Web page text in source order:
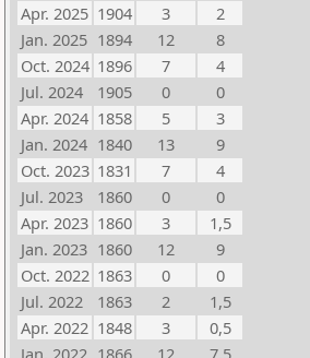
Apr. 2025 1904 3
2
Jan. 2025 1894 12
8
Oct. 2024 1896 7
4
Jul. 2024
1905 0
0
Apr. 2024 1858 5
3
Jan. 2024 1840 13
9
Oct. 2023 1831 7
4
Jul. 2023
1860 0
0
Apr. 2023 1860 3
1,5
Jan. 2023 1860 12
9
Oct. 2022 1863 0
0
Jul. 2022
1863 2
1,5
Apr. 2022 1848 3
0,5
Jan. 2022 1866 12
7,5